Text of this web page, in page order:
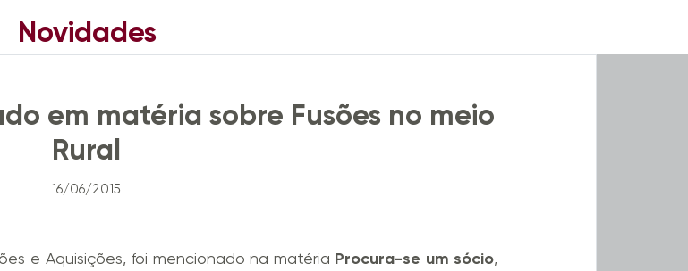
Novidades
em matéria sobre Fusões no meio
Rural
16/06/2015
e Aquisições, foi mencionado na matéria Procura-se um sócio,